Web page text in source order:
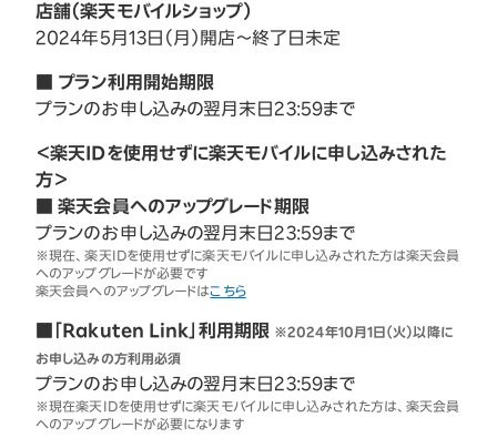
店舗（楽天モバイルショップ）
2024年5月13日（月）開店～終了日未定
■ プラン利用開始期限
プランのお申し込みの翌月末日23:59まで
＜楽天IDを使用せずに楽天モバイルに申し込みされた
方＞
■ 楽天会員へのアップグレード期限
プランのお申し込みの翌月末日23:59まで
※現在、楽天IDを使用せずに楽天モバイルに申し込みされた方は楽天会員
へのアップグレードが必要です
楽天会員へのアップグレードはこちら
■「Rakuten Link」利用期限 ※2024年10月1日（火）以降に
お申し込みの方利用必須
プランのお申し込みの翌月末日23:59まで
※現在楽天IDを使用せずに楽天モバイルに申し込みされた方は、楽天会員
へのアップグレードが必要になります